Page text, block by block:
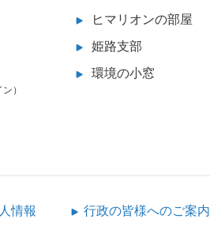
ヒマリオンの部屋
姫路支部
）
環境の小窓
情報 行政の皆様へのご案内